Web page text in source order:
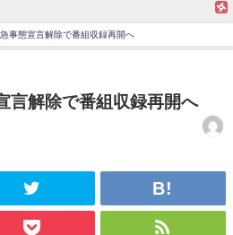
向坂46】富田鈴花、次の事務所が決まって
欅坂46・日向坂46のニュース・情報・話題
共演！佐々木久美さん、師匠オードリー若
/ 『anan』の表紙の櫻坂46さん、多様性
め / 日向坂46より重大発表！！！！
報】増田三莉音さんの生足
あやめ、アレをチラリ。こういう偶然の方
急事態宣言解除で番組収録再開へ
言解除で番組収録再開へ